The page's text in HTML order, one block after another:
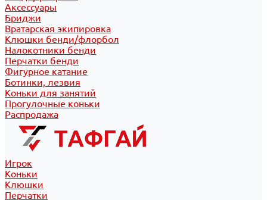
Аксессуары
Бриджи
Вратарская экипировка
Клюшки бенди/флорбол
Налокотники бенди
Перчатки бенди
Фигурное катание
Ботинки, лезвия
Коньки для занятий
Прогулочные коньки
Распродажа
Игрок
Коньки
Клюшки
Перчатки